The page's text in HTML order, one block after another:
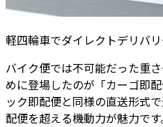
軽四輪車でダイレクトデリバ
バイク便では不可能だった重
めに登場したのが「カーゴ即
ック即配便と同様の直送形式
配便を超える機動力が魅力です